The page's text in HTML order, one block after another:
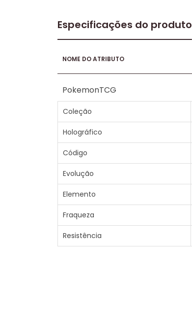
Especificações do produto
NOME DO ATRIBUTO
PokemonTCG
Coleção
Holográfico
Código
Evolução
Elemento
Fraqueza
Resistência